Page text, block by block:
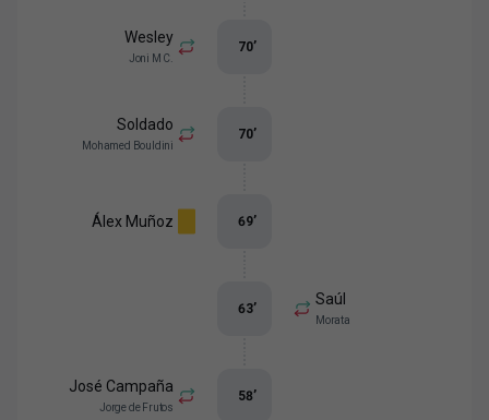
Wesley
Joni M C.
70’
Soldado
Mohamed Bouldini
70’
Álex Muñoz 69’
Saúl
Morata
63’
José Campaña
Jorge de Frutos
58’